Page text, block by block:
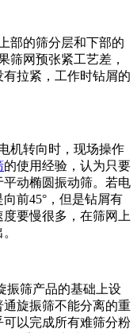
的筛分层和下部的
筛网预张紧工艺差，
拉紧，工作时钻屑的
转向时，现场操作
的使用经验，认为只要
动椭圆振动筛。若电
前45°，但是钻屑有
要慢很多，在筛网上
筛产品的基础上设
旋振筛不能分离的重
以完成所有难筛分粉